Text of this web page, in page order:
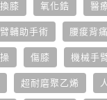
換膝 氧化鋯 醫
輔助手術 腰痠背痛
傷膝 機械手
超耐磨聚乙烯